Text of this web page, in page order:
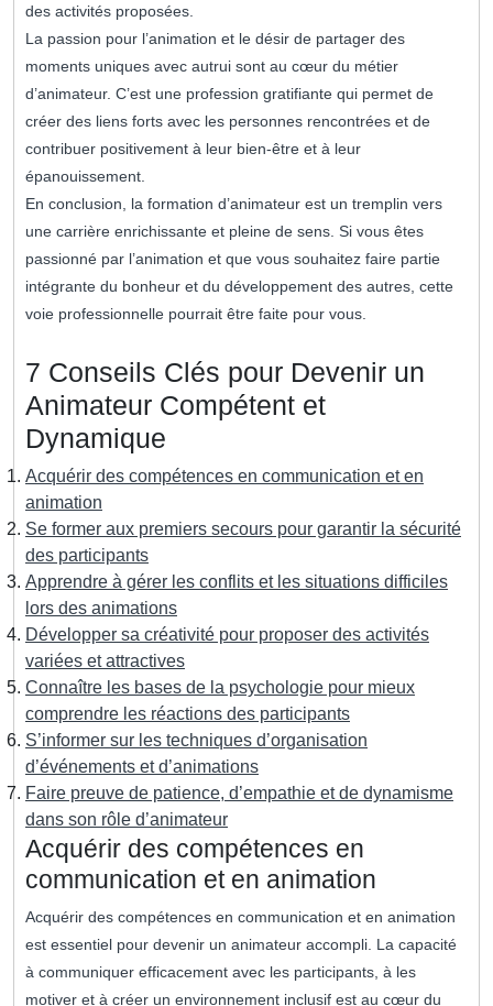
des activités proposées.
La passion pour l’animation et le désir de partager des
moments uniques avec autrui sont au cœur du métier
d’animateur. C’est une profession gratifiante qui permet de
créer des liens forts avec les personnes rencontrées et de
contribuer positivement à leur bien-être et à leur
épanouissement.
En conclusion, la formation d’animateur est un tremplin vers
une carrière enrichissante et pleine de sens. Si vous êtes
passionné par l’animation et que vous souhaitez faire partie
intégrante du bonheur et du développement des autres, cette
voie professionnelle pourrait être faite pour vous.
7 Conseils Clés pour Devenir un
Animateur Compétent et
Dynamique
Acquérir des compétences en communication et en
animation
Se former aux premiers secours pour garantir la sécurité
des participants
Apprendre à gérer les conflits et les situations difficiles
lors des animations
Développer sa créativité pour proposer des activités
variées et attractives
Connaître les bases de la psychologie pour mieux
comprendre les réactions des participants
S’informer sur les techniques d’organisation
d’événements et d’animations
Faire preuve de patience, d’empathie et de dynamisme
dans son rôle d’animateur
Acquérir des compétences en
communication et en animation
Acquérir des compétences en communication et en animation
est essentiel pour devenir un animateur accompli. La capacité
à communiquer efficacement avec les participants, à les
motiver et à créer un environnement inclusif est au cœur du